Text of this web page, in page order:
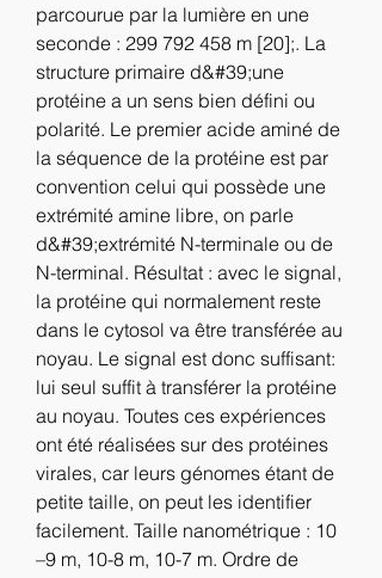
parcourue par la lumière en une
seconde : 299 792 458 m [20];. La
structure primaire d&#39;une
protéine a un sens bien défini ou
polarité. Le premier acide aminé de
la séquence de la protéine est par
convention celui qui possède une
extrémité amine libre, on parle
d&#39;extrémité N-terminale ou de
N-terminal. Résultat : avec le signal,
la protéine qui normalement reste
dans le cytosol va être transférée au
noyau. Le signal est donc suffisant:
lui seul suffit à transférer la protéine
au noyau. Toutes ces expériences
ont été réalisées sur des protéines
virales, car leurs génomes étant de
petite taille, on peut les identifier
facilement. Taille nanométrique : 10
–9 m, 10-8 m, 10-7 m. Ordre de